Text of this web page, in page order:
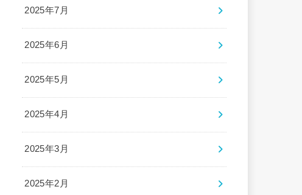
2025年7月
2025年6月
2025年5月
2025年4月
2025年3月
2025年2月